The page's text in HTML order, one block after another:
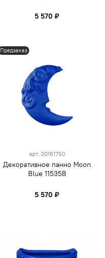
5 570 ₽
Предзаказ
арт. 00161750
Декоративное панно Moon
Blue 11535B
5 570 ₽